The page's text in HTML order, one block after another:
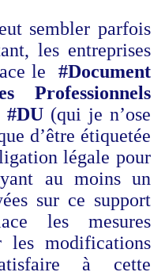
sembler parfois
les entreprises
le #Document
Professionnels
#DU(qui je n’ose
d’être étiquetée
légale pour
au moins un
sur ce support
les mesures
les modifications
à cette